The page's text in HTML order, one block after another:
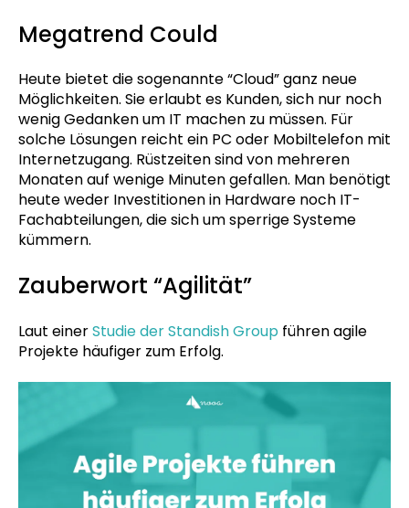
Megatrend Could
Heute bietet die sogenannte “Cloud” ganz neue
Möglichkeiten. Sie erlaubt es Kunden, sich nur noch
wenig Gedanken um IT machen zu müssen. Für
solche Lösungen reicht ein PC oder Mobiltelefon mit
Internetzugang. Rüstzeiten sind von mehreren
Monaten auf wenige Minuten gefallen. Man benötigt
heute weder Investitionen in Hardware noch IT-
Fachabteilungen, die sich um sperrige Systeme
kümmern.
Zauberwort “Agilität”
Laut einerStudie der Standish Group führen agile
Projekte häufiger zum Erfolg.